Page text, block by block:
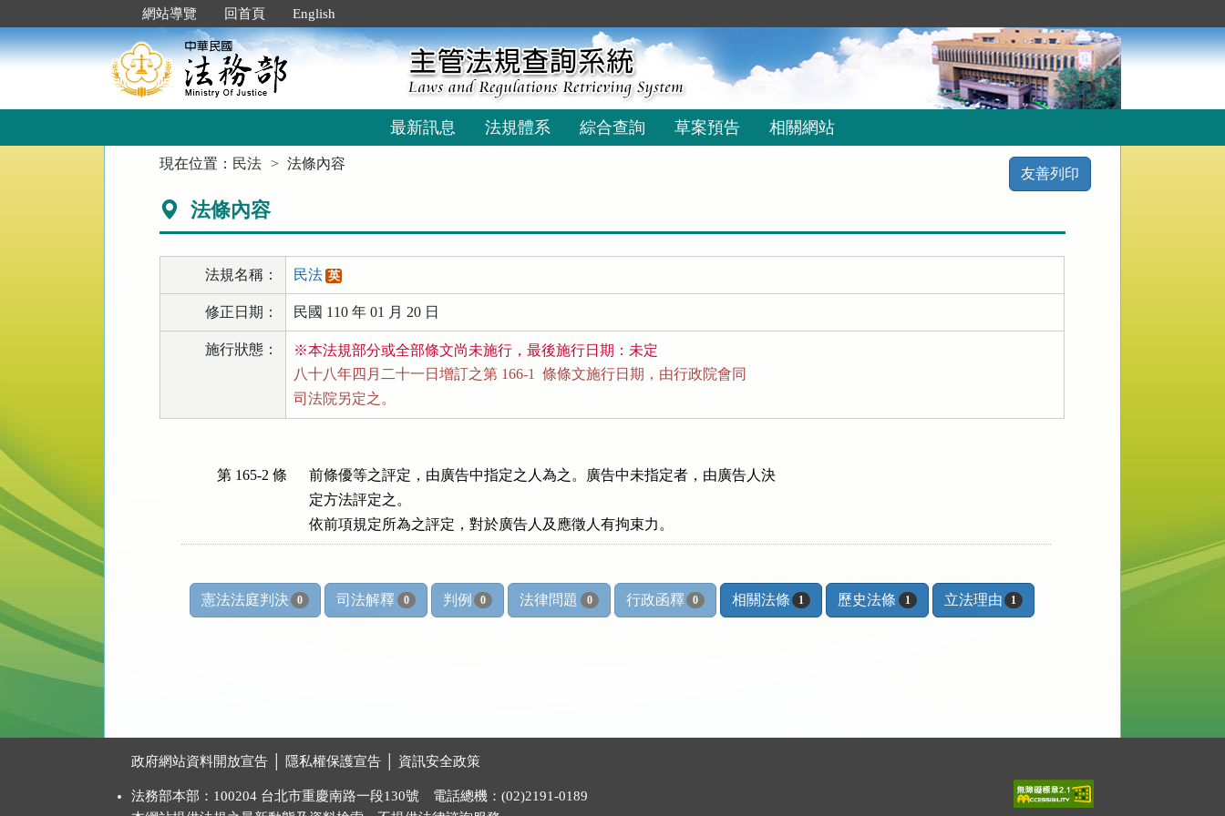
到
主
要
網站導覽 回首頁 English
最新訊息 法規體系 綜合查詢 草案預告 相關網站
現在位置： 民法 法條內容
友善列印
法條內容
法規名稱： 民法 英
修正日期： 民國 110 年 01 月 20 日
施行狀態：
※本法規部分或全部條文尚未施行，最後施行日期：未定
八十八年四月二十一日增訂之第 166-1  條條文施行日期，由行政院會同
司法院另定之。
第 165-2 條
前條優等之評定，由廣告中指定之人為之。廣告中未指定者，由廣告人決
定方法評定之。
依前項規定所為之評定，對於廣告人及應徵人有拘束力。
憲法法庭判決 0 司法解釋 0 判例 0 法律問題 0 行政函釋 0 相關法條 1 歷史法條 1 立法理由 1
政府網站資料開放宣告 隱私權保護宣告 資訊安全政策
法務部本部：100204 台北市重慶南路一段130號 電話總機：(02)2191-0189